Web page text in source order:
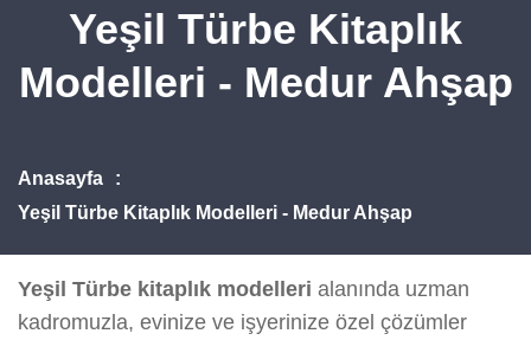
Yeşil Türbe Kitaplık
Modelleri - Medur Ahşap
Anasayfa
Yeşil Türbe Kitaplık Modelleri - Medur Ahşap
Yeşil Türbe kitaplık modelleri alanında uzman
kadromuzla, evinize ve işyerinize özel çözümler